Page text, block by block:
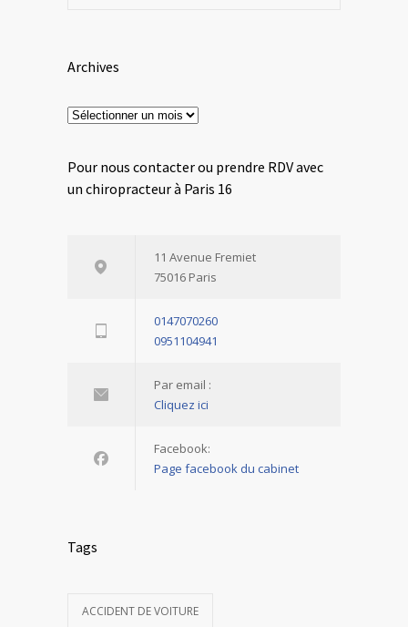
Archives
Pour nous contacter ou prendre RDV avec
un chiropracteur à Paris 16
11 Avenue Fremiet
75016 Paris
0147070260
0951104941
Par email :
Cliquez ici
Facebook:
Page facebook du cabinet
Tags
ACCIDENT DE VOITURE